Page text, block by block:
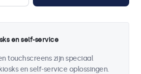
en self-service
touchscreens zijn speciaal
en self-service oplossingen.